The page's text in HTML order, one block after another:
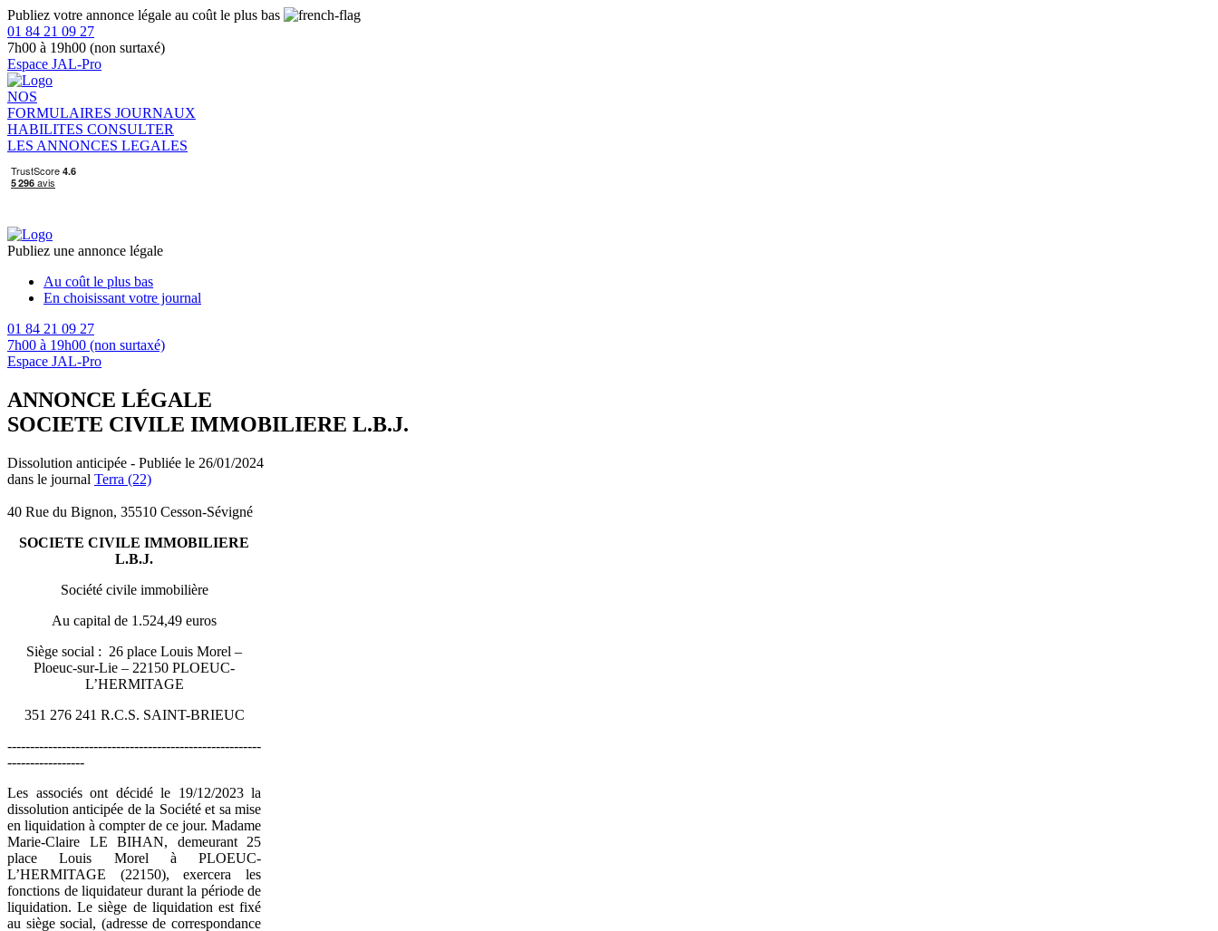
Publiez votre annonce légale au coût le plus bas
01 84 21 09 27
7h00 à 19h00 (non surtaxé)
Espace JAL-Pro
NOS
FORMULAIRES JOURNAUX
HABILITES CONSULTER
LES ANNONCES LEGALES
Publiez une annonce légale
Au coût le plus bas
En choisissant votre journal
01 84 21 09 27
7h00 à 19h00 (non surtaxé)
Espace JAL-Pro
ANNONCE LÉGALE
SOCIETE CIVILE IMMOBILIERE L.B.J.
Dissolution anticipée - Publiée le 26/01/2024
dans le journal Terra (22)
40 Rue du Bignon, 35510 Cesson-Sévigné
SOCIETE CIVILE IMMOBILIERE
L.B.J.
Société civile immobilière
Au capital de 1.524,49 euros
Siège social : 26 place Louis Morel –
Ploeuc-sur-Lie – 22150 PLOEUC-
L’HERMITAGE
351 276 241 R.C.S. SAINT-BRIEUC
--------------------------------------------------------
-----------------
Les associés ont décidé le 19/12/2023 la
dissolution anticipée de la Société et sa mise
en liquidation à compter de ce jour. Madame
Marie-Claire LE BIHAN, demeurant 25
place Louis Morel à PLOEUC-
L’HERMITAGE (22150), exercera les
fonctions de liquidateur durant la période de
liquidation. Le siège de liquidation est fixé
au siège social, (adresse de correspondance